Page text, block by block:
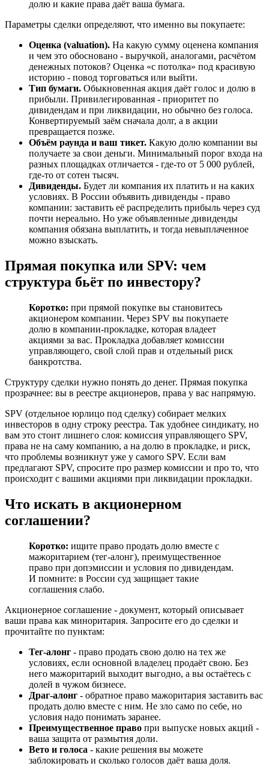
долю и какие права даёт ваша бумага.
Параметры сделки определяют, что именно вы покупаете:
Оценка (valuation). На какую сумму оценена компания
и чем это обосновано - выручкой, аналогами, расчётом
денежных потоков? Оценка «с потолка» под красивую
историю - повод торговаться или выйти.
Тип бумаги. Обыкновенная акция даёт голос и долю в
прибыли. Привилегированная - приоритет по
дивидендам и при ликвидации, но обычно без голоса.
Конвертируемый заём сначала долг, а в акции
превращается позже.
Объём раунда и ваш тикет. Какую долю компании вы
получаете за свои деньги. Минимальный порог входа на
разных площадках отличается - где-то от 5 000 рублей,
где-то от сотен тысяч.
Дивиденды. Будет ли компания их платить и на каких
условиях. В России объявить дивиденды - право
компании: заставить её распределить прибыль через суд
почти нереально. Но уже объявленные дивиденды
компания обязана выплатить, и тогда невыплаченное
можно взыскать.
Прямая покупка или SPV: чем
структура бьёт по инвестору?
Коротко: при прямой покупке вы становитесь
акционером компании. Через SPV вы покупаете
долю в компании-прокладке, которая владеет
акциями за вас. Прокладка добавляет комиссии
управляющего, свой слой прав и отдельный риск
банкротства.
Структуру сделки нужно понять до денег. Прямая покупка
прозрачнее: вы в реестре акционеров, права у вас напрямую.
SPV (отдельное юрлицо под сделку) собирает мелких
инвесторов в одну строку реестра. Так удобнее синдикату, но
вам это стоит лишнего слоя: комиссия управляющего SPV,
права не на саму компанию, а на долю в прокладке, и риск,
что проблемы возникнут уже у самого SPV. Если вам
предлагают SPV, спросите про размер комиссии и про то, что
происходит с вашими акциями при ликвидации прокладки.
Что искать в акционерном
соглашении?
Коротко: ищите право продать долю вместе с
мажоритарием (тег-алонг), преимущественное
право при допэмиссии и условия по дивидендам.
И помните: в России суд защищает такие
соглашения слабо.
Акционерное соглашение - документ, который описывает
ваши права как миноритария. Запросите его до сделки и
прочитайте по пунктам:
Тег-алонг - право продать свою долю на тех же
условиях, если основной владелец продаёт свою. Без
него мажоритарий выходит выгодно, а вы остаётесь с
долей в чужом бизнесе.
Драг-алонг - обратное право мажоритария заставить вас
продать долю вместе с ним. Не зло само по себе, но
условия надо понимать заранее.
Преимущественное право при выпуске новых акций -
ваша защита от размытия доли.
Вето и голоса - какие решения вы можете
заблокировать и сколько голосов даёт ваша доля.